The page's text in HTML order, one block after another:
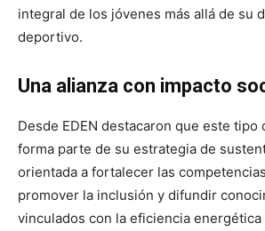
integral de los jóvenes más allá de su
deportivo.
Una alianza con impacto
Desde EDEN destacaron que este tipo
forma parte de su estrategia de
orientada a fortalecer las
promover la inclusión y difundir
vinculados con la eficiencia energética